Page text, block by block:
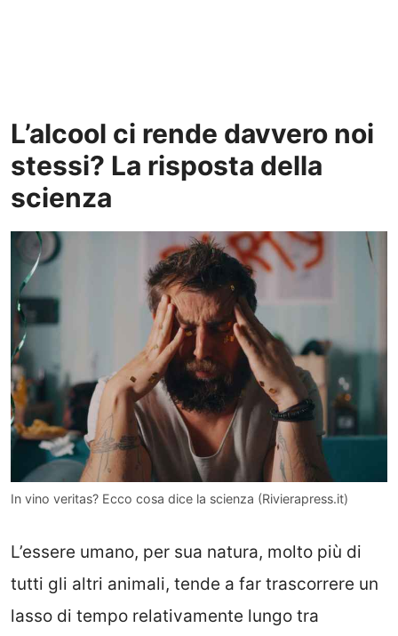
L’alcool ci rende davvero noi
stessi? La risposta della
scienza
In vino veritas? Ecco cosa dice la scienza (Rivierapress.it)
L’essere umano, per sua natura, molto più di
tutti gli altri animali, tende a far trascorrere un
lasso di tempo relativamente lungo tra